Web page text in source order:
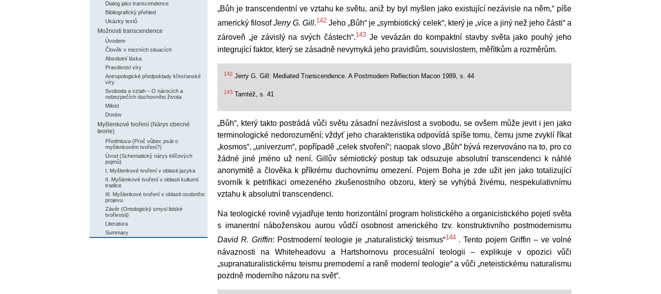
Dialog jako transcendence
Bibliografický přehled
Ukázky textů
Možnosti transcendence
Úvodem
Člověk v mezních situacích
Absolutní láska
Pravdivost víry
Antropologické předpoklady křesťanské
víry
Svoboda a vztah – O nárocích a
nebezpečích duchovního života
Milost
Doslov
Myšlenkové tvoření (Nárys obecné
teorie)
Předmluva (Proč vůbec psát o
myšlenkovém tvoření?)
Úvod (Schematický nárys klíčových
pojmů)
I. Myšlenkové tvoření v oblasti jazyka
II. Myšlenkové tvoření v oblasti kulturní
tradice
III. Myšlenkové tvoření v oblasti osobního
projevu
Závěr (Ontologický smysl lidské
tvořivosti)
Literatura
Summary
„Bůh je transcendentní ve vztahu ke světu, aniž by byl myšlen jako existující nezávisle na něm,“ píše
americký filosofJerry G. Gill.142 Jeho „Bůh“ je „symbiotický celek“, který je „více a jiný než jeho části“ a
zároveň „je závislý na svých částech“.143Je vevázán do kompaktní stavby světa jako pouhý jeho
integrující faktor, který se zásadně nevymyká jeho pravidlům, souvislostem, měřítkům a rozměrům.
142Jerry G. Gill: Mediated Transcendence. A Postmodern Reflection Macon 1989, s. 44
143Tamtéž, s. 41
„Bůh“, který takto postrádá vůči světu zásadní nezávislost a svobodu, se ovšem může jevit i jen jako
terminologické nedorozumění; vždyť jeho charakteristika odpovídá spíše tomu, čemu jsme zvyklí říkat
„kosmos“, „univerzum“, popřípadě „celek stvoření“; naopak slovo „Bůh“ bývá rezervováno na to, pro co
žádné jiné jméno už není. Gillův sémiotický postup tak odsuzuje absolutní transcendenci k náhlé
anonymitě a člověka k příkrému duchovnímu omezení. Pojem Boha je zde užit jen jako totalizující
svorník k petrifikaci omezeného zkušenostního obzoru, který se vyhýbá živému, nespekulativnímu
vztahu k absolutní transcendenci.
Na teologické rovině vyjadřuje tento horizontální program holistického a organicistického pojetí světa
s imanentní náboženskou aurou vůdčí osobnost amerického tzv. konstruktivního postmodernismu
David R. Griffin: Postmoderní teologie je „naturalistický teismus“144. Tento pojem Griffin – ve volné
návaznosti na Whiteheadovu a Hartshornovu procesuální teologii – explikuje v opozici vůči
„supranaturalistickému teismu premoderní a raně moderní teologie“ a vůči „neteistickému naturalismu
pozdně moderního názoru na svět“.